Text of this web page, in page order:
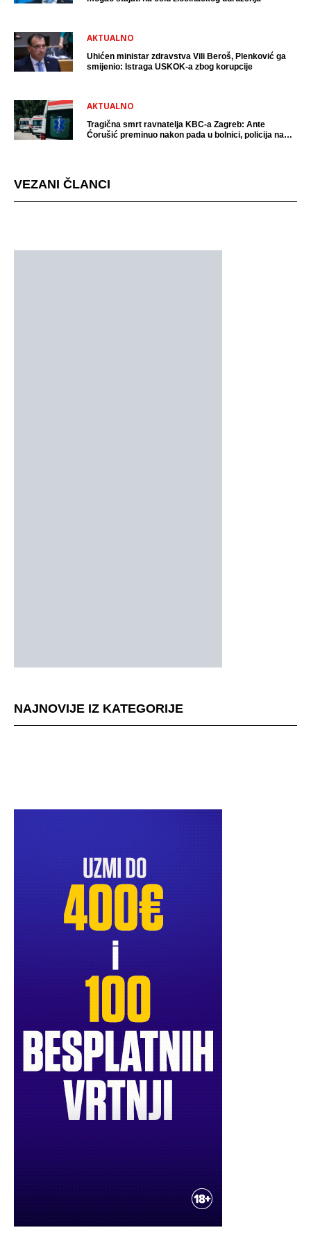
AKTUALNO
Uhićen ministar zdravstva Vili Beroš, Plenković ga
smijenio: Istraga USKOK-a zbog korupcije
AKTUALNO
Tragična smrt ravnatelja KBC-a Zagreb: Ante
Ćorušić preminuo nakon pada u bolnici, policija na
VEZANI ČLANCI
NAJNOVIJE IZ KATEGORIJE